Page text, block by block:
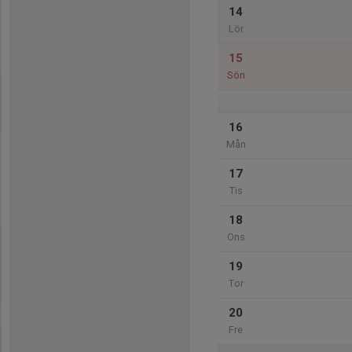
14
Lör
15
Sön
16
Mån
17
Tis
18
Ons
19
Tor
20
Fre